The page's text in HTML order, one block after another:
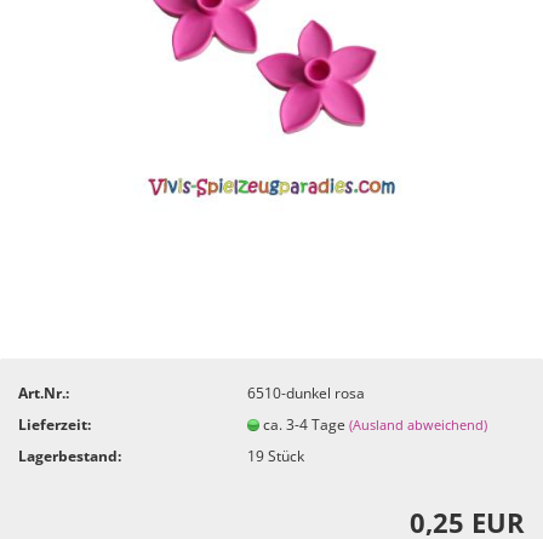
Art.Nr.:
6510-dunkel rosa
Lieferzeit:
ca. 3-4 Tage(Ausland abweichend)
Lagerbestand: 19Stück
0,25 EUR